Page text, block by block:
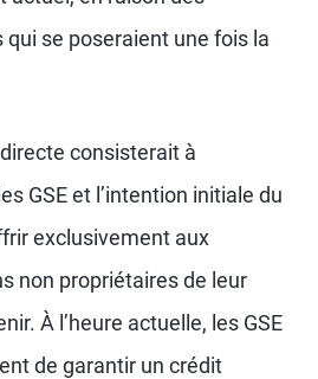
se poseraient une fois la
consisterait à
GSE et l’intention initiale du
exclusivement aux
non propriétaires de leur
À l’heure actuelle, les GSE
de garantir un crédit